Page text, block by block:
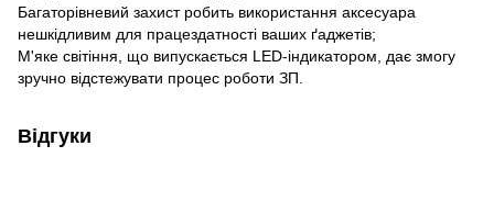
Багаторівневий захист робить використання аксесуара
нешкідливим для працездатності ваших ґаджетів;
М'яке світіння, що випускається LED-індикатором, дає змогу
зручно відстежувати процес роботи ЗП.
Відгуки